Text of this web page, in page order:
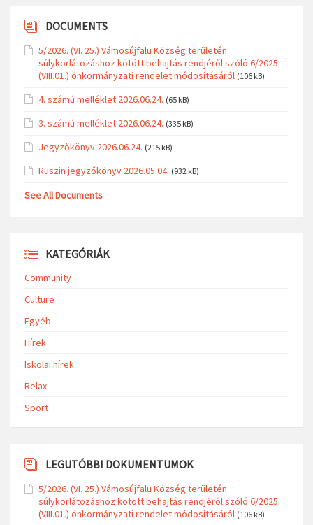
DOCUMENTS
5/2026. (VI. 25.) Vámosújfalu Község területén
súlykorlátozáshoz kötött behajtás rendjéről szóló 6/2025.
(VIII.01.) önkormányzati rendelet módosításáról (106 kB)
4. számú melléklet 2026.06.24. (65 kB)
3. számú melléklet 2026.06.24. (335 kB)
Jegyzőkönyv 2026.06.24. (215 kB)
Ruszin jegyzőkönyv 2026.05.04. (932 kB)
See All Documents
KATEGÓRIÁK
Community
Culture
Egyéb
Hírek
Iskolai hírek
Relax
Sport
LEGUTÓBBI DOKUMENTUMOK
5/2026. (VI. 25.) Vámosújfalu Község területén
súlykorlátozáshoz kötött behajtás rendjéről szóló 6/2025.
(VIII.01.) önkormányzati rendelet módosításáról (106 kB)